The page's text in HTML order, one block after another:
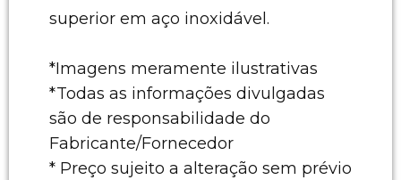
superior em aço inoxidável.
*Imagens meramente ilustrativas
*Todas as informações divulgadas
são de responsabilidade do
Fabricante/Fornecedor
* Preço sujeito a alteração sem prévio